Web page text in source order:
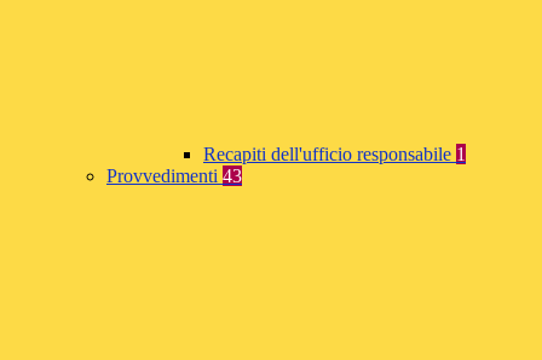
Recapiti dell'ufficio responsabile 1
Provvedimenti 43